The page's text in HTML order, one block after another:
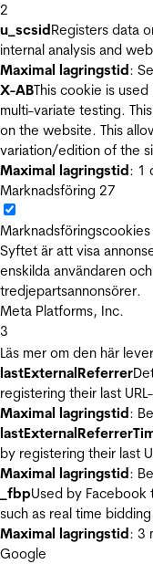
2
u_scsidRegisters data
internal analysis and
Maximal lagringstid:
X-ABThis cookie is
multi-variate testing.
on the website. This
variation/edition of the
Maximal lagringstid: 1
Marknadsföring 27
Syftet är att visa
enskilda användaren
tredjepartsannonsörer.
Meta Platforms, Inc.
3
Läs mer om den här
lastExternalReferrer
registering their last
Maximal lagringstid:
by registering their last
Maximal lagringstid:
_fbpUsed by
such as real time
Maximal lagringstid: 3
Google